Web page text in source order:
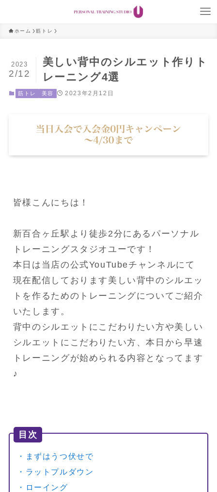
ホーム 筋トレ
美しい背中のシルエット作りト
レーニング4選
2023
2/12
筋トレ 美容 2023年2月12日
皆様こんにちは！
新百合ヶ丘駅より徒歩2分にあるパーソナル
トレーニングスタジオユーです！
本日は当店の公式YouTubeチャンネルにて
現在配信しております美しい背中のシルエッ
トを作るためのトレーニングについてご紹介
いたします。
背中のシルエットにこだわりたい方や美しい
シルエットにこだわりたい方、本日から早速
トレーニングが始められる内容となってます
♪
目次
・まずはうつ伏せで
・ラットプルダウン
・ローイング